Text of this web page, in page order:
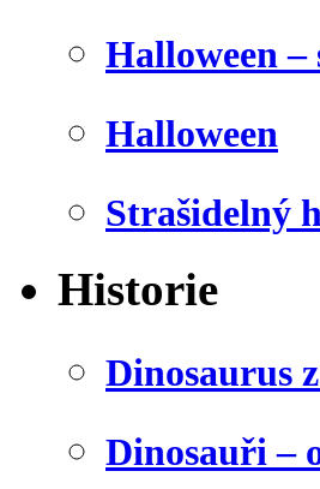
Halloween –
Halloween
Strašidelný
Historie
Dinosaurus
Dinosauři –